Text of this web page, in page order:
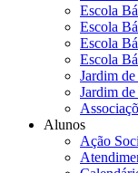
Escola
Escola
Escola
Escola
Jardim
Jardim
Alunos
Ação